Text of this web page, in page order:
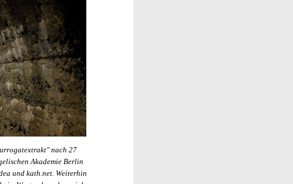
nach 27
Akademie Berlin
und kath.net. Weiterhin